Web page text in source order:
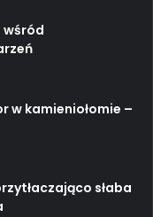
wśród
w kamieniołomie –
słaba